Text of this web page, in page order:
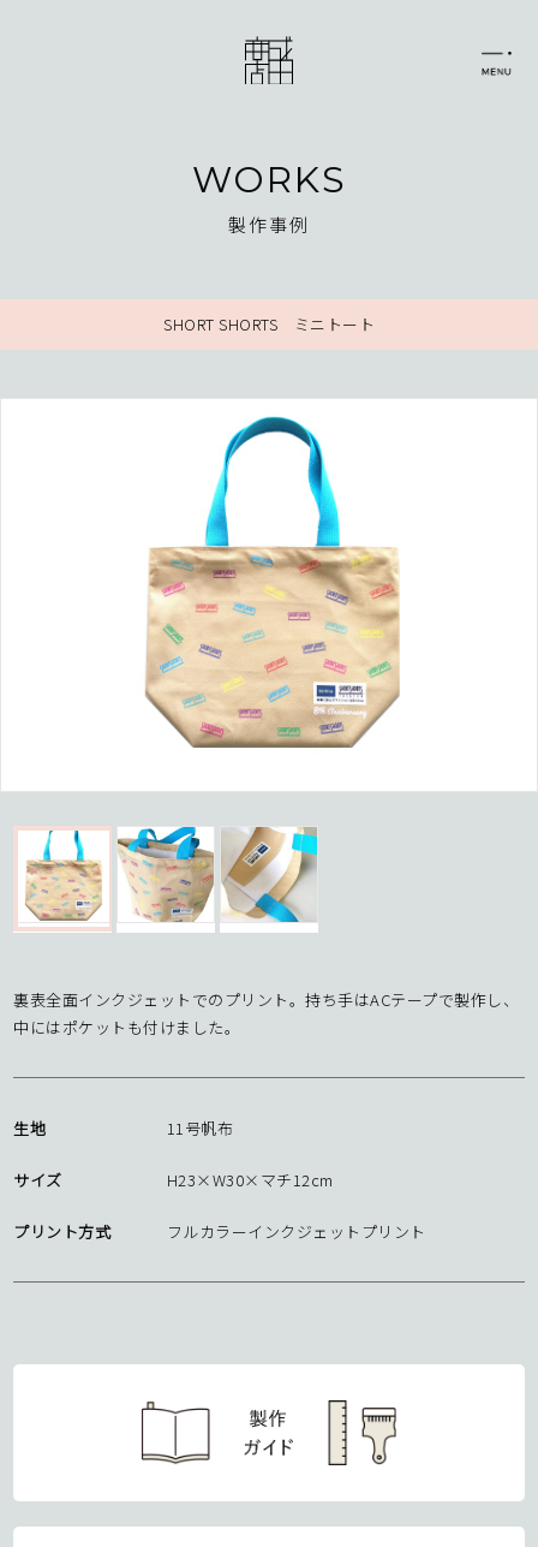
WORKS
製作事例
SHORT SHORTS ミニトート
裏表全面インクジェットでのプリント。持ち手はACテープで製作し、
中にはポケットも付けました。
生地 11号帆布
サイズ H23×W30×マチ12cm
プリント方式 フルカラーインクジェットプリント